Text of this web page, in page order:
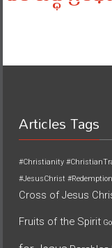
Articles Tags
#Christianity
#JesusChrist #Redemption
Cross of Jesus
Fruits of the Spirit